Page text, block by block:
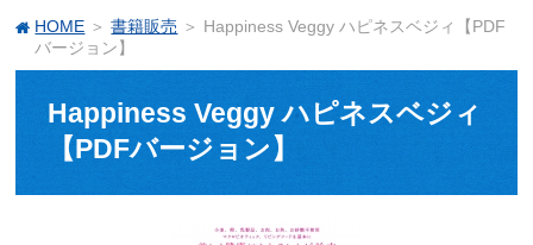
HOME ＞書籍販売 ＞ Happiness Veggy ハピネスベジィ【PDF
バージョン】
Happiness Veggy ハピネスベジィ
【PDFバージョン】